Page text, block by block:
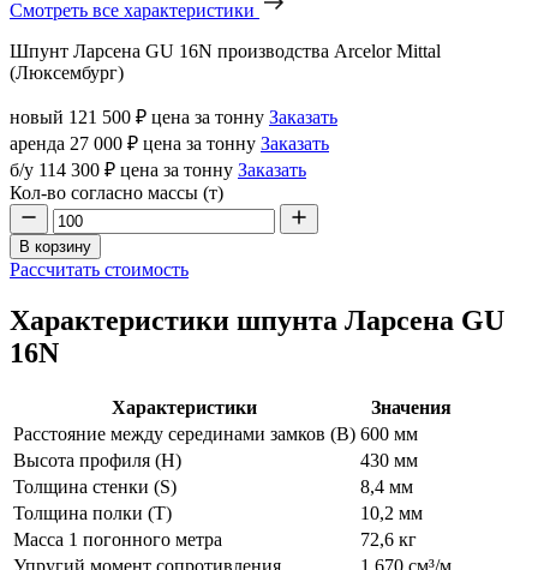
Смотреть все характеристики
Шпунт Ларсена GU 16N производства Arcelor Mittal
(Люксембург)
новый 121 500 ₽ цена за тонну Заказать
аренда 27 000 ₽ цена за тонну Заказать
б/у 114 300 ₽ цена за тонну Заказать
Кол-во согласно массы (т)
В корзину
Рассчитать стоимость
Характеристики шпунта Ларсена GU
16N
Характеристики
Значения
Расстояние между серединами замков (В) 600 мм
Высота профиля (Н)
430 мм
Толщина стенки (S)
8,4 мм
Толщина полки (T)
10,2 мм
Масса 1 погонного метра
72,6 кг
Упругий момент сопротивления
1 670 см³/м